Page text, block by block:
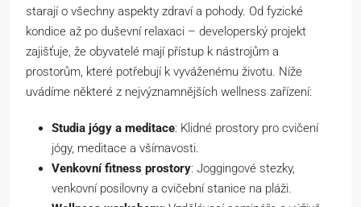
starají o všechny aspekty zdraví a pohody. Od fyzické
kondice až po duševní relaxaci – developerský projekt
zajišťuje, že obyvatelé mají přístup k nástrojům a
prostorům, které potřebují k vyváženému životu. Níže
uvádíme některé z nejvýznamnějších wellness zařízení:
Studia jógy a meditace: Klidné prostory pro cvičení
jógy, meditace a všímavosti.
Venkovní fitness prostory: Joggingové stezky,
venkovní posilovny a cvičební stanice na pláži.